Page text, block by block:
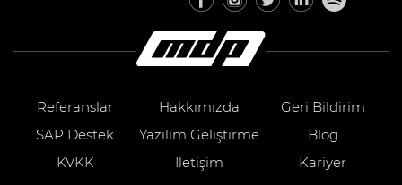
Referanslar Hakkımızda
Geri Bildirim
SAP Destek
Yazılım Geliştirme
Blog
KVKK
İletişim Kariyer